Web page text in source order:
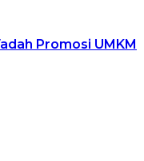
Promosi UMKM